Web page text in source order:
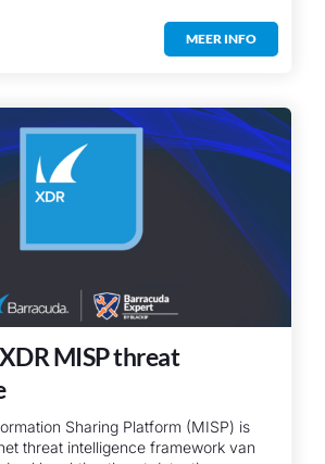
MEER INFO
MISP threat
Sharing Platform (MISP) is
threat intelligence framework van